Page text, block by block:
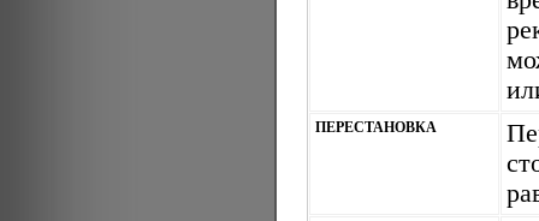
ПЕРЕСТАНОВКА